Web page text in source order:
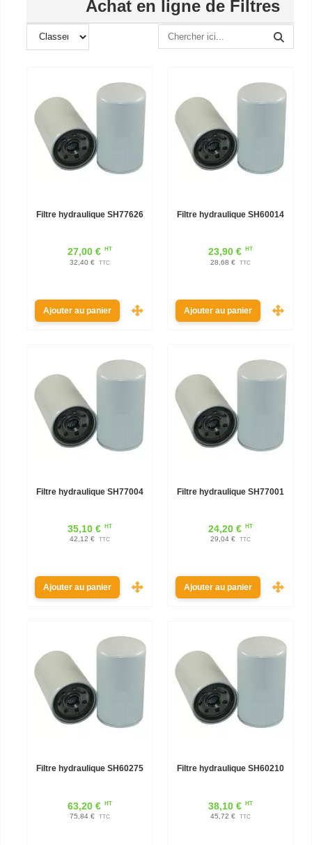
Achat en ligne de Filtres
Filtre hydraulique SH77626
27,00 € HT
32,40 € TTC
Ajouter au panier
Filtre hydraulique SH60014
23,90 € HT
28,68 € TTC
Ajouter au panier
Filtre hydraulique SH77004
35,10 € HT
42,12 € TTC
Ajouter au panier
Filtre hydraulique SH77001
24,20 € HT
29,04 € TTC
Ajouter au panier
Filtre hydraulique SH60275
63,20 € HT
75,84 € TTC
Filtre hydraulique SH60210
38,10 € HT
45,72 € TTC